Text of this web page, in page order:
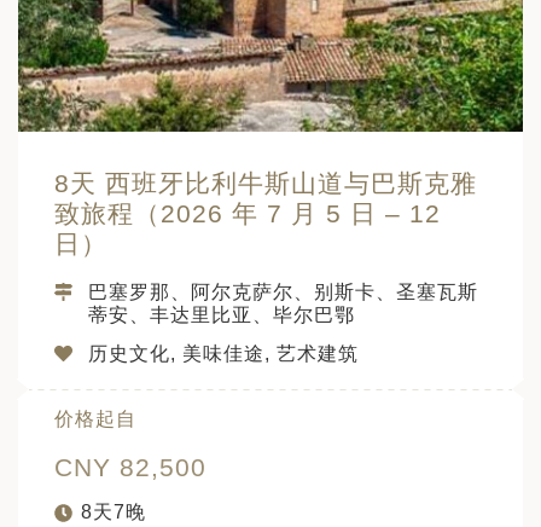
8天 西班牙比利牛斯山道与巴斯克雅
致旅程（2026 年 7 月 5 日 – 12
日）
巴塞罗那、阿尔克萨尔、别斯卡、圣塞瓦斯
蒂安、丰达里比亚、毕尔巴鄂
历史文化, 美味佳途, 艺术建筑
价格起自
CNY 82,500
8天7晚